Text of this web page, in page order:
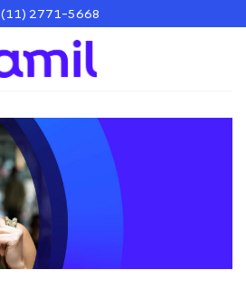
(11) 2771-5668